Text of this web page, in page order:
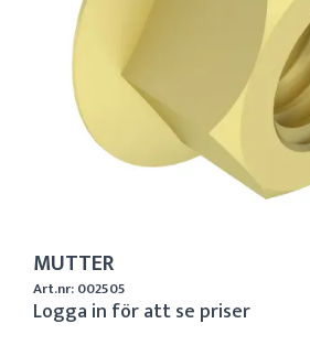
MUTTER
Art.nr: 002505
Logga in för att se priser